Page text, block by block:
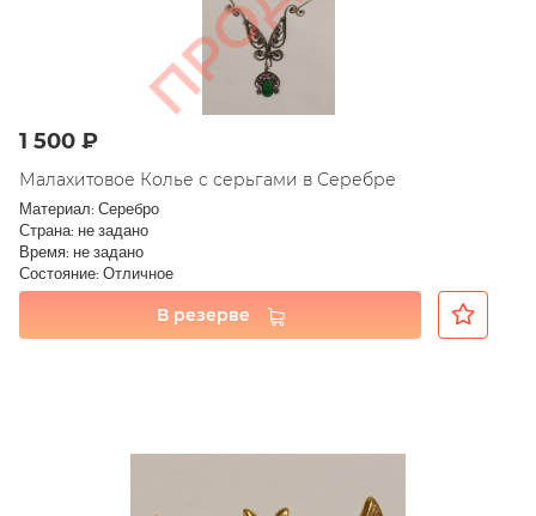
1 500 ₽
Малахитовое Колье с серьгами в Серебре
Материал: Серебро
Страна: не задано
Время: не задано
Состояние: Отличное
В резерве